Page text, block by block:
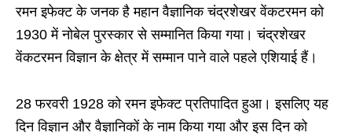
रमन इफेक्ट के जनक है महान वैज्ञानिक चंद्रशेखर वेंकटरमन को
1930 में नोबेल पुरस्कार से सम्मानित किया गया। चंद्रशेखर
वेंकटरमन विज्ञान के क्षेत्र में सम्मान पाने वाले पहले एशियाई हैं।
28 फरवरी 1928 को रमन इफेक्ट प्रतिपादित हुआ। इसलिए यह
दिन विज्ञान और वैज्ञानिकों के नाम किया गया और इस दिन को